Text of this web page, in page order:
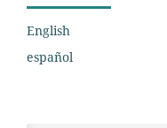
English
español